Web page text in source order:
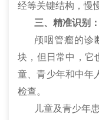
经等关键结构，慢
三、精准识别
颅咽管瘤的诊
块，但日常中，它
童、青少年和中年
检查。
儿童及青少年